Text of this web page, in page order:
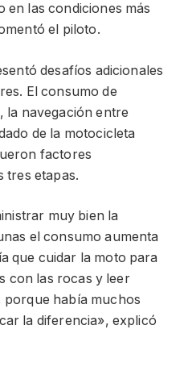
en las condiciones más
el piloto.
desafíos adicionales
El consumo de
la navegación entre
de la motocicleta
factores
tres etapas.
muy bien la
el consumo aumenta
que cuidar la moto para
con las rocas y leer
había muchos
la diferencia», explicó